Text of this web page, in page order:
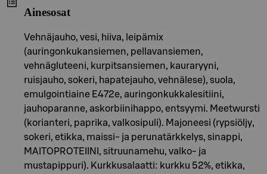
Ainesosat
Vehnäjauho, vesi, hiiva, leipämix
(auringonkukansiemen, pellavansiemen,
vehnägluteeni, kurpitsansiemen, kauraryyni,
ruisjauho, sokeri, hapatejauho, vehnälese), suola,
emulgointiaine E472e, auringonkukkalesitiini,
jauhoparanne, askorbiinihappo, entsyymi. Meetwursti
(korianteri, paprika, valkosipuli). Majoneesi (rypsiöljy,
sokeri, etikka, maissi- ja perunatärkkelys, sinappi,
MAITOPROTEIINI, sitruunamehu, valko- ja
mustapippuri). Kurkkusalaatti: kurkku 52%, etikka,